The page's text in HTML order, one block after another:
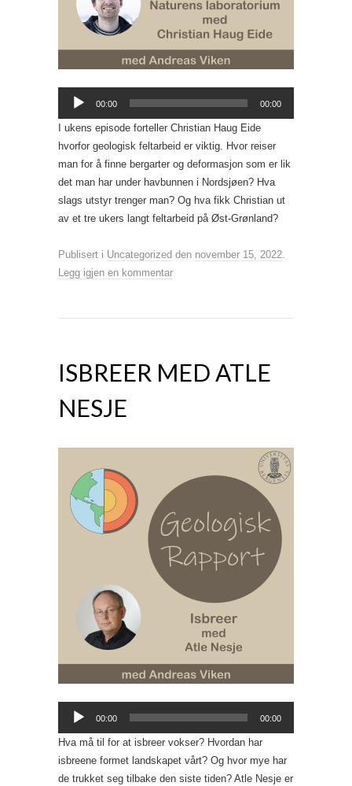
Lydavspiller
00:00 00:00
I ukens episode forteller Christian Haug Eide
hvorfor geologisk feltarbeid er viktig. Hvor reiser
man for å finne bergarter og deformasjon som er lik
det man har under havbunnen i Nordsjøen? Hva
slags utstyr trenger man? Og hva fikk Christian ut
av et tre ukers langt feltarbeid på Øst-Grønland?
Publisert i Uncategorized den november 15, 2022.
Legg igjen en kommentar
ISBREER MED ATLE
NESJE
Lydavspiller
00:00 00:00
Hva må til for at isbreer vokser? Hvordan har
isbreene formet landskapet vårt? Og hvor mye har
de trukket seg tilbake den siste tiden? Atle Nesje er